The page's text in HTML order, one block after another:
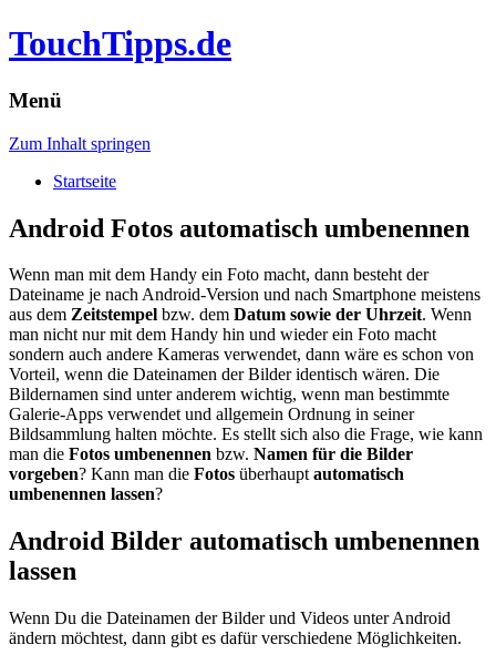
TouchTipps.de
Menü
Zum Inhalt springen
Startseite
Android Fotos automatisch umbenennen
Wenn man mit dem Handy ein Foto macht, dann besteht der
Dateiname je nach Android-Version und nach Smartphone meistens
aus dem Zeitstempel bzw. dem Datum sowie der Uhrzeit. Wenn
man nicht nur mit dem Handy hin und wieder ein Foto macht
sondern auch andere Kameras verwendet, dann wäre es schon von
Vorteil, wenn die Dateinamen der Bilder identisch wären. Die
Bildernamen sind unter anderem wichtig, wenn man bestimmte
Galerie-Apps verwendet und allgemein Ordnung in seiner
Bildsammlung halten möchte. Es stellt sich also die Frage, wie kann
man die Fotos umbenennen bzw. Namen für die Bilder
vorgeben? Kann man die Fotos überhauptautomatisch
umbenennen lassen?
Android Bilder automatisch umbenennen
lassen
Wenn Du die Dateinamen der Bilder und Videos unter Android
ändern möchtest, dann gibt es dafür verschiedene Möglichkeiten.